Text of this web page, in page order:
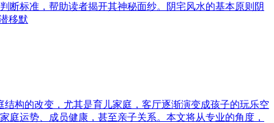
断标准，帮助读者揭开其神秘面纱。阴宅风水的基本原则阴
移默
构的改变，尤其是育儿家庭，客厅逐渐演变成孩子的玩乐空
运势、成员健康，甚至亲子关系。本文将从专业的角度，